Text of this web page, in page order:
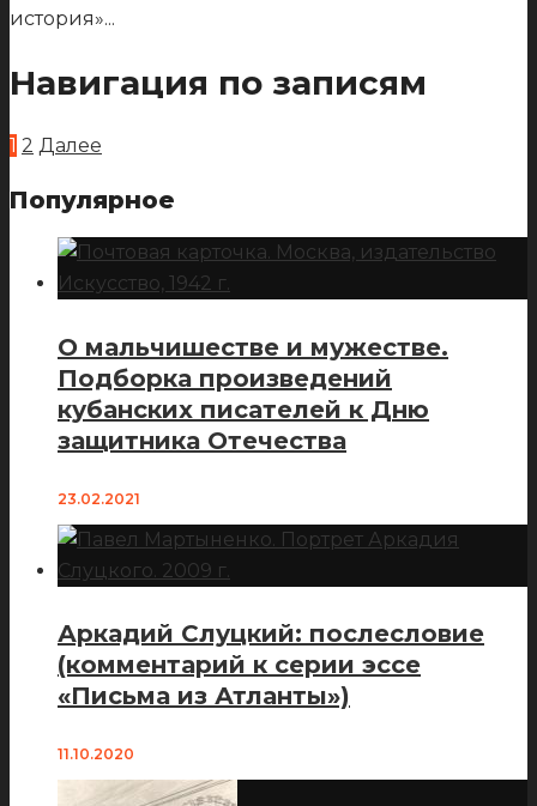
история»...
Навигация по записям
1 2 Далее
Популярное
О мальчишестве и мужестве.
Подборка произведений
кубанских писателей к Дню
защитника Отечества
23.02.2021
Аркадий Слуцкий: послесловие
(комментарий к серии эссе
«Письма из Атланты»)
11.10.2020